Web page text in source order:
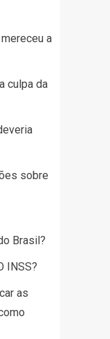
a
culpa da
sobre
Brasil?
INSS?
as